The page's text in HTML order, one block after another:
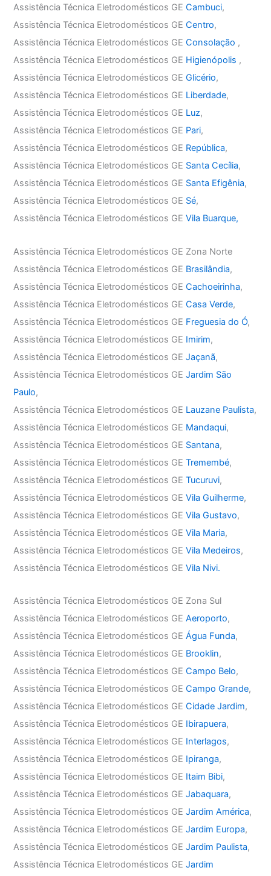
Assistência Técnica Eletrodomésticos GECambuci,
Assistência Técnica Eletrodomésticos GECentro,
Assistência Técnica Eletrodomésticos GEConsolação ,
Assistência Técnica Eletrodomésticos GE Higienópolis ,
Assistência Técnica Eletrodomésticos GEGlicério,
Assistência Técnica Eletrodomésticos GE Liberdade,
Assistência Técnica Eletrodomésticos GE Luz,
Assistência Técnica Eletrodomésticos GE Pari,
Assistência Técnica Eletrodomésticos GE República,
Assistência Técnica Eletrodomésticos GE Santa Cecília,
Assistência Técnica Eletrodomésticos GE Santa Efigênia,
Assistência Técnica Eletrodomésticos GE Sé,
Assistência Técnica Eletrodomésticos GEVila Buarque,
Assistência Técnica Eletrodomésticos GE Zona Norte
Assistência Técnica Eletrodomésticos GE Brasilândia,
Assistência Técnica Eletrodomésticos GECachoeirinha,
Assistência Técnica Eletrodomésticos GECasa Verde,
Assistência Técnica Eletrodomésticos GE Freguesia do Ó,
Assistência Técnica Eletrodomésticos GE Imirim,
Assistência Técnica Eletrodomésticos GEJaçanã,
Assistência Técnica Eletrodomésticos GEJardim São
Paulo,
Assistência Técnica Eletrodomésticos GE Lauzane Paulista,
Assistência Técnica Eletrodomésticos GE Mandaqui,
Assistência Técnica Eletrodomésticos GE Santana,
Assistência Técnica Eletrodomésticos GETremembé,
Assistência Técnica Eletrodomésticos GETucuruvi,
Assistência Técnica Eletrodomésticos GEVila Guilherme,
Assistência Técnica Eletrodomésticos GEVila Gustavo,
Assistência Técnica Eletrodomésticos GEVila Maria,
Assistência Técnica Eletrodomésticos GEVila Medeiros,
Assistência Técnica Eletrodomésticos GEVila Nivi.
Assistência Técnica Eletrodomésticos GE Zona Sul
Assistência Técnica Eletrodomésticos GEAeroporto,
Assistência Técnica Eletrodomésticos GEÁgua Funda,
Assistência Técnica Eletrodomésticos GE Brooklin,
Assistência Técnica Eletrodomésticos GECampo Belo,
Assistência Técnica Eletrodomésticos GECampo Grande,
Assistência Técnica Eletrodomésticos GECidade Jardim,
Assistência Técnica Eletrodomésticos GE Ibirapuera,
Assistência Técnica Eletrodomésticos GE Interlagos,
Assistência Técnica Eletrodomésticos GE Ipiranga,
Assistência Técnica Eletrodomésticos GE Itaim Bibi,
Assistência Técnica Eletrodomésticos GEJabaquara,
Assistência Técnica Eletrodomésticos GEJardim América,
Assistência Técnica Eletrodomésticos GEJardim Europa,
Assistência Técnica Eletrodomésticos GEJardim Paulista,
Assistência Técnica Eletrodomésticos GEJardim